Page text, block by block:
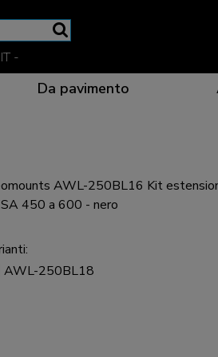
-
di visione ottimale per
efficace che
per una
Da pavimento
per esigenze
AWL-250BL16 Kit
450 a 600 - nero
AWL-250BL18